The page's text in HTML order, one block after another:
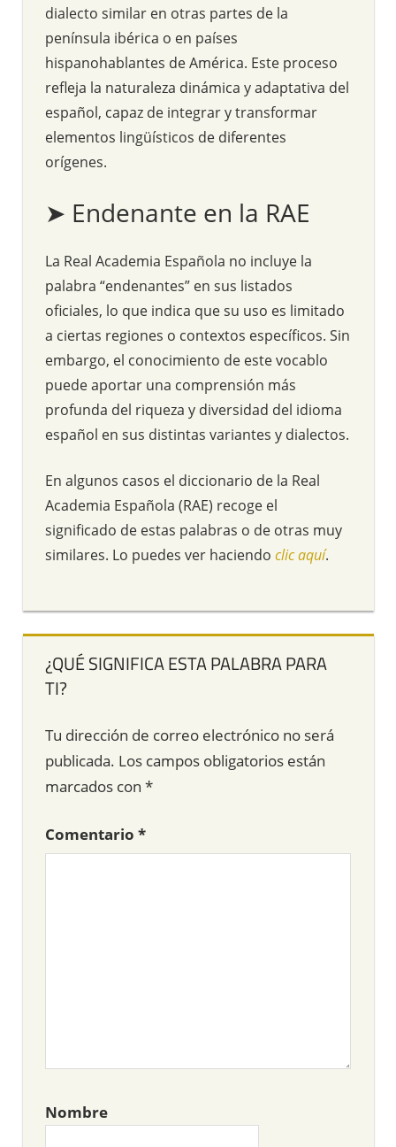
dialecto similar en otras partes de la
península ibérica o en países
hispanohablantes de América. Este proceso
refleja la naturaleza dinámica y adaptativa del
español, capaz de integrar y transformar
elementos lingüísticos de diferentes
orígenes.
➤ Endenante en la RAE
La Real Academia Española no incluye la
palabra “endenantes” en sus listados
oficiales, lo que indica que su uso es limitado
a ciertas regiones o contextos específicos. Sin
embargo, el conocimiento de este vocablo
puede aportar una comprensión más
profunda del riqueza y diversidad del idioma
español en sus distintas variantes y dialectos.
En algunos casos el diccionario de la Real
Academia Española (RAE) recoge el
significado de estas palabras o de otras muy
similares. Lo puedes ver haciendo clic aquí.
¿QUÉ SIGNIFICA ESTA PALABRA PARA
TI?
Tu dirección de correo electrónico no será
publicada. Los campos obligatorios están
marcados con *
Comentario *
Nombre